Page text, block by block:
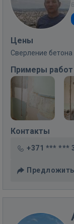
Цены
Сверление бетона
Примеры работ
Контакты
+371 *** ***